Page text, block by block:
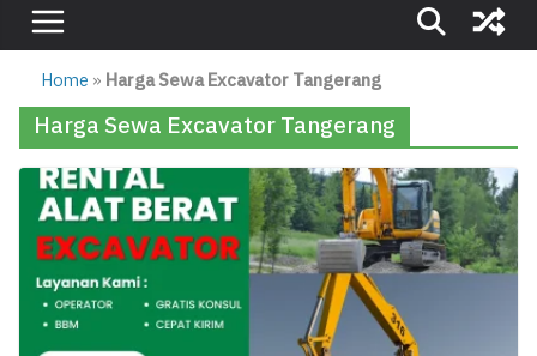
Home » Harga Sewa Excavator Tangerang
Harga Sewa Excavator Tangerang